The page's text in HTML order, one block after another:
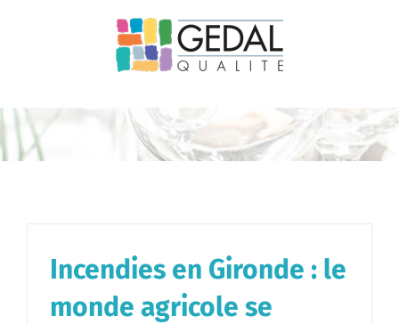
Incendies en Gironde : le
monde agricole se